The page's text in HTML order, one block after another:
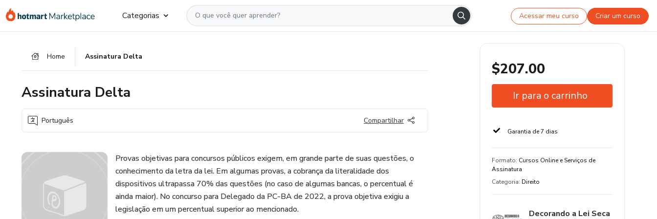
para
para
para
Categorias Acessar meu curso Criar um curso
Home Assinatura Delta
Assinatura Delta
Português Compartilhar
Provas objetivas para concursos públicos exigem, em grande parte de suas questões, o
conhecimento da letra da lei. Em algumas provas, a cobrança da literalidade dos
dispositivos ultrapassa 70% das questões (no caso de algumas bancas, o percentual é
ainda maior). No concurso para Delegado da PC-BA de 2022, a prova objetiva exigiu a
legislação em um percentual superior ao mencionado.
$207.00
Ir para o carrinho
Garantia de 7 dias
Formato: Cursos Online e Serviços de
Assinatura
Categoria: Direito
Decorando a Lei Seca